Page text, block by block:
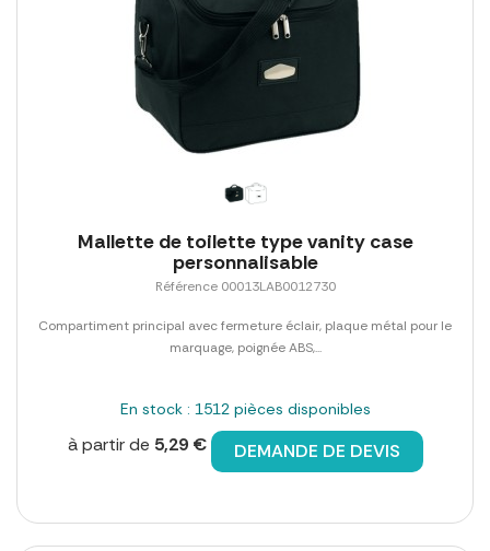
Mallette de toilette type vanity case
personnalisable
Référence 00013LAB0012730
Compartiment principal avec fermeture éclair, plaque métal pour le
marquage, poignée ABS,...
En stock : 1512 pièces disponibles
à partir de 5,29 € DEMANDE DE DEVIS